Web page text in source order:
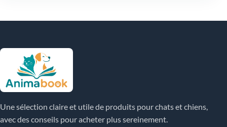
Une sélection claire et utile de produits pour chats et chiens,
avec des conseils pour acheter plus sereinement.